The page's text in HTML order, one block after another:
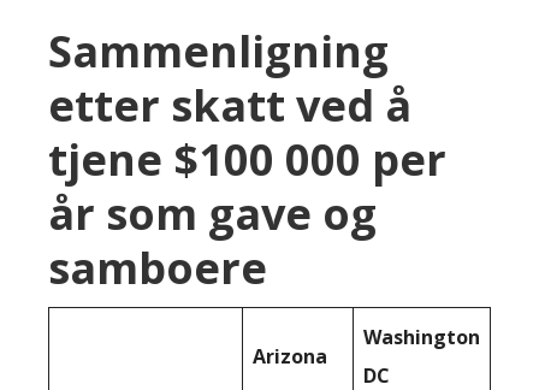
Sammenligning
etter skatt ved å
tjene $100 000 per
år som gave og
samboere
Arizona
Washington
DC